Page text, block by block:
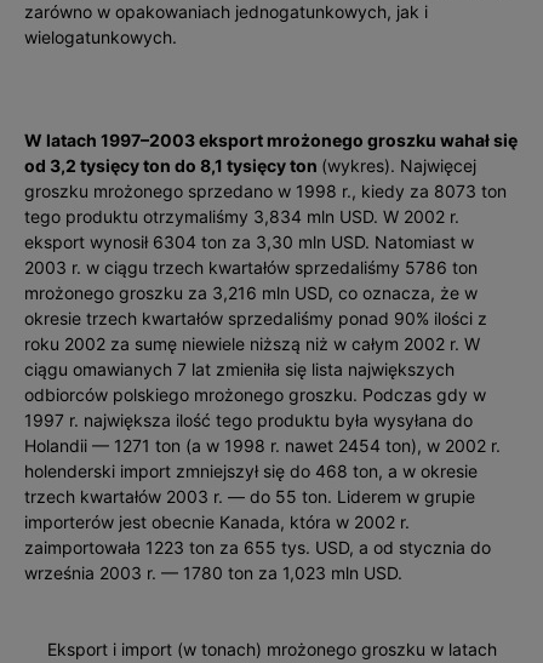
zarówno w opakowaniach jednogatunkowych, jak i
wielogatunkowych.
W latach 1997–2003 eksport mrożonego groszku wahał się
od 3,2 tysięcy ton do 8,1 tysięcy ton (wykres). Najwięcej
groszku mrożonego sprzedano w 1998 r., kiedy za 8073 ton
tego produktu otrzymaliśmy 3,834 mln USD. W 2002 r.
eksport wynosił 6304 ton za 3,30 mln USD. Natomiast w
2003 r. w ciągu trzech kwartałów sprzedaliśmy 5786 ton
mrożonego groszku za 3,216 mln USD, co oznacza, że w
okresie trzech kwartałów sprzedaliśmy ponad 90% ilości z
roku 2002 za sumę niewiele niższą niż w całym 2002 r. W
ciągu omawianych 7 lat zmieniła się lista największych
odbiorców polskiego mrożonego groszku. Podczas gdy w
1997 r. największa ilość tego produktu była wysyłana do
Holandii — 1271 ton (a w 1998 r. nawet 2454 ton), w 2002 r.
holenderski import zmniejszył się do 468 ton, a w okresie
trzech kwartałów 2003 r. — do 55 ton. Liderem w grupie
importerów jest obecnie Kanada, która w 2002 r.
zaimportowała 1223 ton za 655 tys. USD, a od stycznia do
września 2003 r. — 1780 ton za 1,023 mln USD.
Eksport i import (w tonach) mrożonego groszku w latach